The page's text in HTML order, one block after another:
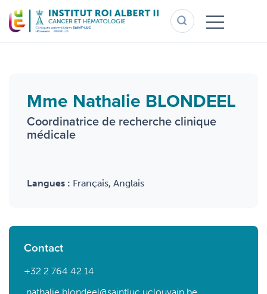
au
contenu
principal
Mme Nathalie BLONDEEL
Coordinatrice de recherche clinique
médicale
Langues : Français, Anglais
Contact
+32 2 764 42 14